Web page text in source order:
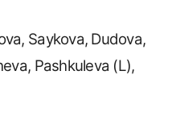
Saykova, Dudova,
Pashkuleva (L),